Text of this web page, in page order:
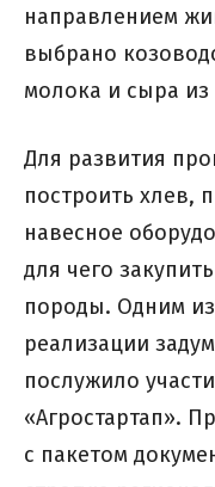
направлением
выбрано
молока и сыра из
Для развития
построить хлев,
навесное
для чего
породы. Одним
реализации
послужило
«Агростартап».
с пакетом